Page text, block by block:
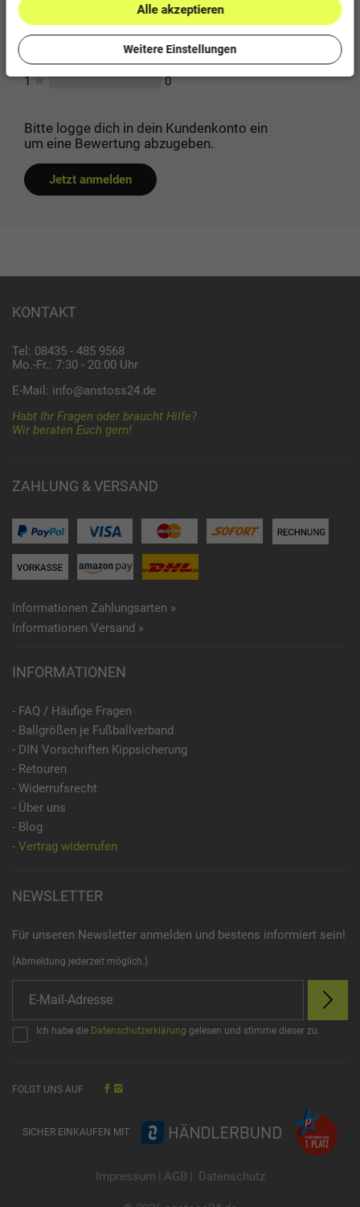
0
3
0
2
1
0
Bitte logge dich in dein Kundenkonto ein
um eine Bewertung abzugeben.
Jetzt anmelden
KONTAKT
Tel: 08435 - 485 9568
Mo.-Fr.: 7:30 - 20:00 Uhr
E-Mail: info@anstoss24.de
Habt Ihr Fragen oder braucht Hilfe?
Wir beraten Euch gern!
ZAHLUNG & VERSAND
Informationen Zahlungsarten »
Informationen Versand »
INFORMATIONEN
- FAQ / Häufige Fragen
- Ballgrößen je Fußballverband
- DIN Vorschriften Kippsicherung
- Retouren
- Widerrufsrecht
- Über uns
- Blog
- Vertrag widerrufen
NEWSLETTER
Für unseren Newsletter anmelden und bestens informiert sein!
(Abmeldung jederzeit möglich.)
Ich habe die Datenschutzerklärung gelesen und stimme dieser zu.
FOLGT UNS AUF
SICHER EINKAUFEN MIT
Impressum | AGB | Datenschutz
Alle akzeptieren
Weitere Einstellungen